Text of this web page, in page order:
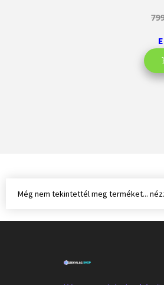
Még nem tekintettél meg terméket...